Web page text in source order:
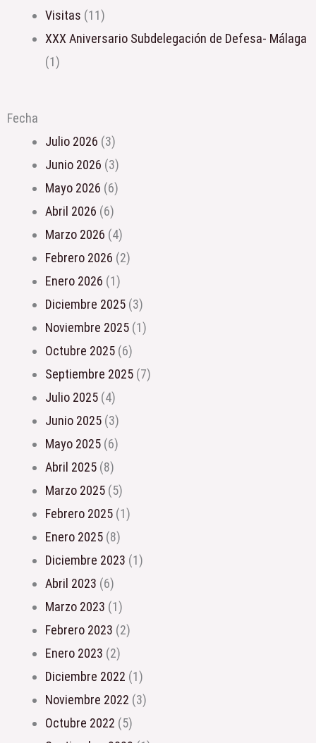
Visitas (11)
XXX Aniversario Subdelegación de Defesa- Málaga
(1)
Fecha
julio 2026 (3)
junio 2026 (3)
mayo 2026 (6)
abril 2026 (6)
marzo 2026 (4)
febrero 2026 (2)
enero 2026 (1)
diciembre 2025 (3)
noviembre 2025 (1)
octubre 2025 (6)
septiembre 2025 (7)
julio 2025 (4)
junio 2025 (3)
mayo 2025 (6)
abril 2025 (8)
marzo 2025 (5)
febrero 2025 (1)
enero 2025 (8)
diciembre 2023 (1)
abril 2023 (6)
marzo 2023 (1)
febrero 2023 (2)
enero 2023 (2)
diciembre 2022 (1)
noviembre 2022 (3)
octubre 2022 (5)